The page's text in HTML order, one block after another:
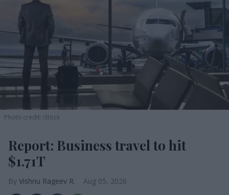
Photo credit: iStock
Report: Business travel to hit
$1.71T
Vishnu Rageev R. Aug 05, 2026